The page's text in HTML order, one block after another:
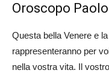
Oroscopo
Questa bella Venere e
rappresenteranno per
nella vostra vita. Il